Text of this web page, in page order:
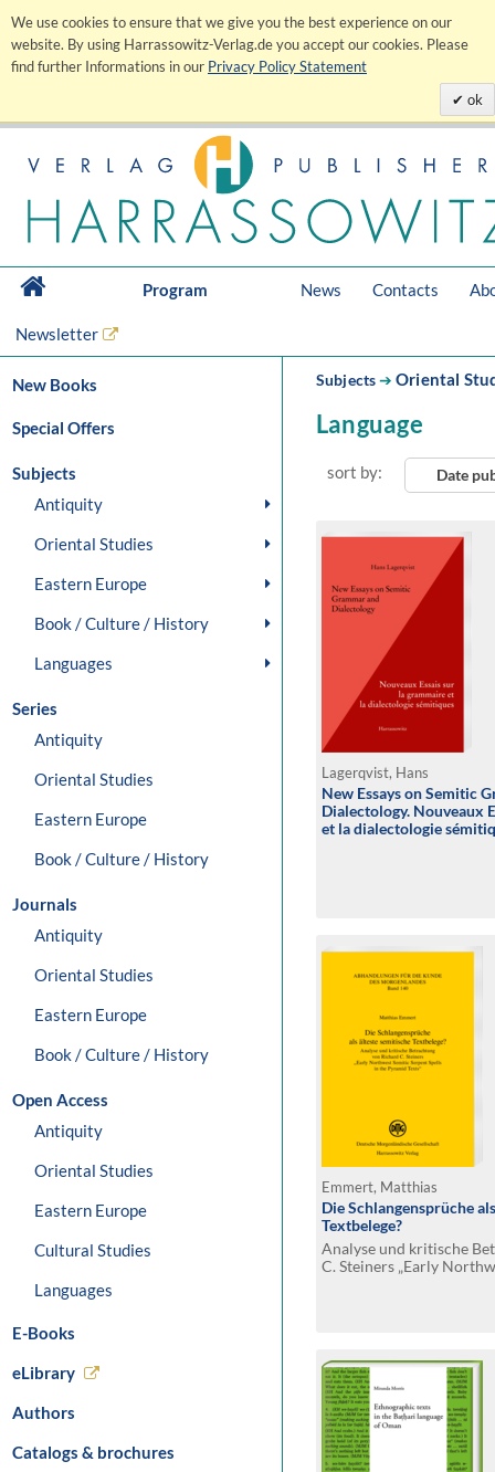
We use cookies to ensure that we give you the best experience on our
website. By using Harrassowitz-Verlag.de you accept our cookies. Please
find further Informations in our Privacy Policy Statement
ok
Program News Contacts
Newsletter
New Books
Special Offers
Subjects
Antiquity
Oriental Studies
Eastern Europe
Book / Culture / History
Languages
Series
Antiquity
Oriental Studies
Eastern Europe
Book / Culture / History
Journals
Antiquity
Oriental Studies
Eastern Europe
Book / Culture / History
Open Access
Antiquity
Oriental Studies
Eastern Europe
Cultural Studies
Languages
E-Books
eLibrary
Authors
Catalogs & brochures
Subjects➔Oriental
Language
sort by: Date
Lagerqvist, Hans
New Essays on Semitic
Dialectology. Nouveaux
et la dialectologie
Emmert, Matthias
Die Schlangensprüche
Textbelege?
Analyse und kritische
C. Steiners „Early